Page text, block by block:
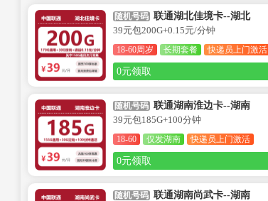
随机号码 联通湖北佳境卡--湖北
39元包200G+0.15元/分钟
18-60周岁 长期套餐 快递员上门激活
0元领取
随机号码 联通湖南淮边卡--湖南
39元包185G+100分钟
18-60 仅发湖南 快递员上门激活
0元领取
随机号码 联通湖南尚武卡--湖南